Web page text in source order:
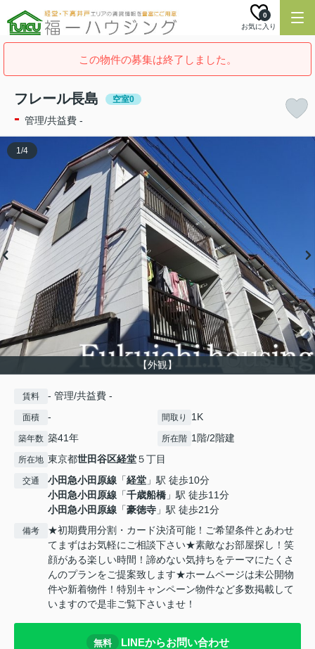
お気に入り
0
この物件の募集は終了しました。
フレール長島 空室0
- 管理/共益費 -
【外観】
1/4
賃料 - 管理/共益費 -
面積 - 間取り 1K
築年数 築41年 所在階 1階/2階建
所在地 東京都世田谷区経堂５丁目
交通 小田急小田原線 「経堂 」駅 徒歩10分
小田急小田原線 「千歳船橋 」駅 徒歩11分
小田急小田原線 「豪徳寺 」駅 徒歩21分
備考
★初期費用分割・カード決済可能！ご希望条件とあわせ
てまずはお気軽にご相談下さい★素敵なお部屋探し！笑
顔がある楽しい時間！諦めない気持ちをテーマにたくさ
んのプランをご提案致します★ホームページは未公開物
件や新着物件！特別キャンペーン物件など多数掲載して
いますので是非ご覧下さいませ！
無料 LINEからお問い合わせ